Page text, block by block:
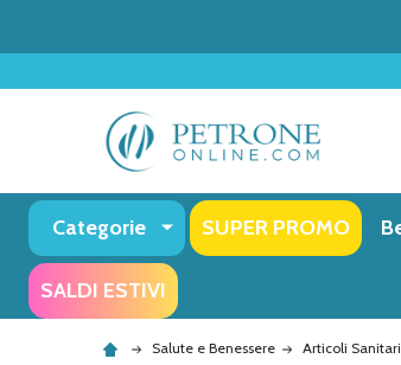
Categorie SUPER PROMO
SALDI ESTIVI
Salute e Benessere Articoli Sanitari